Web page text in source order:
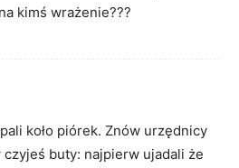
kimś wrażenie???
koło piórek. Znów urzędnicy
buty: najpierw ujadali że